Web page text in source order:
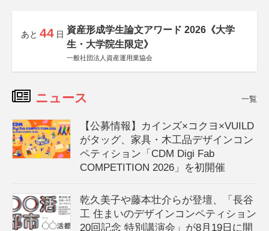
あと 44 日 資産形成学生論文アワード 2026《大学
生・大学院生限定》
一般社団法人資産運用業協会
ニュース 一覧
【公募情報】カインズ×コクヨ×VUILD
がタッグ、家具・木工品デザインコン
ペティション「CDM Digi Fab
COMPETITION 2026」を初開催
乾久美子や藤本壮介らが登壇、「長谷
工 住まいのデザインコンペティション
20回記念 特別講演会」が8月19日に開